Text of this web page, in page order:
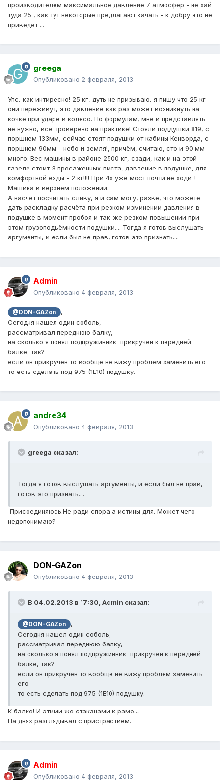
производителем максимальное давление 7 атмосфер - не хай
туда 25 , как тут некоторые предлагают качать - к добру это не
приведёт ...
greega
Опубликовано 2 февраля, 2013
Упс, как интиресно! 25 кг, дуть не призываю, я пишу что 25 кг
они переживут, это давление как раз может возникнуть на
кочке при ударе в колесо. По формулам, мне и представлять
не нужно, всё проверено на практике! Стояли поддушки 819, с
поршнем 133мм, сейчас стоят подушки от кабины Кенворда, с
поршнем 90мм - небо и земля!, причём, считаю, сто и 90 мм
много. Вес машины в районе 2500 кг, сзади, как и на этой
газеле стоит 3 просаженных листа, давление в подушке, для
комфортной езды - 2 кг!!!! При 4х уже мост почти не ходит!
Машина в верхнем положении.
А насчёт посчитать сливу, я и сам могу, разве, что можете
дать раскладку расчёта при резком изминении давления в
подушке в момент пробоя и так-же резком повышении при
этом грузоподъёмности подушки.... Тогда я готов выслушать
аргументы, и если был не прав, готов это признать....
Admin
Опубликовано 4 февраля, 2013
@DON-GAZon
,
Сегодня нашел один соболь,
рассматривал переднюю балку,
на сколько я понял подпружинник прикручен к передней
балке, так?
если он прикручен то вообще не вижу проблем заменить его
то есть сделать под 975 (1Е10) подушку.
andre34
Опубликовано 4 февраля, 2013
greega сказал:
Тогда я готов выслушать аргументы, и если был не прав,
готов это признать....
Присоединяюсь.Не ради спора а истины для. Может чего
недопонимаю?
DON-GAZon
Опубликовано 4 февраля, 2013
В 04.02.2013 в 17:30, Admin сказал:
@DON-GAZon
,
Сегодня нашел один соболь,
рассматривал переднюю балку,
на сколько я понял подпружинник прикручен к передней
балке, так?
если он прикручен то вообще не вижу проблем заменить
его
то есть сделать под 975 (1Е10) подушку.
К балке! И этими же стаканами к раме....
На днях разглядывал с пристрастием.
Admin
Опубликовано 4 февраля, 2013